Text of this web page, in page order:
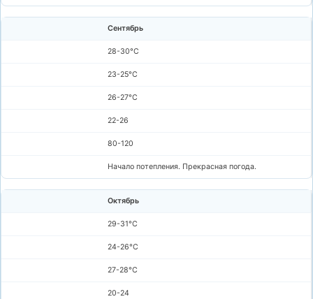
Сентябрь
28-30°C
23-25°C
26-27°C
22-26
80-120
Начало потепления. Прекрасная погода.
Октябрь
29-31°C
24-26°C
27-28°C
20-24